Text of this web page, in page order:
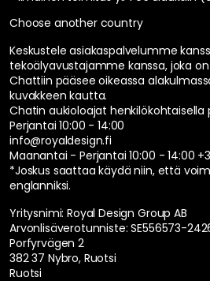
Choose another country
Keskustele asiakaspalvelumme
tekoälyavustajamme kanssa, joka
Chattiin pääsee oikeassa
kuvakkeen kautta.
Chatin aukioloajat henkilökohtaisella
Perjantai 10:00 - 14:00
info@royaldesign.fi
Maanantai - Perjantai 10:00 - 14:00
*Joskus saattaa käydä niin, että
englanniksi.
Yritysnimi: Royal Design Group AB
Arvonlisäverotunniste: SE556573-
Porfyrvägen 2
382 37 Nybro, Ruotsi
Ruotsi